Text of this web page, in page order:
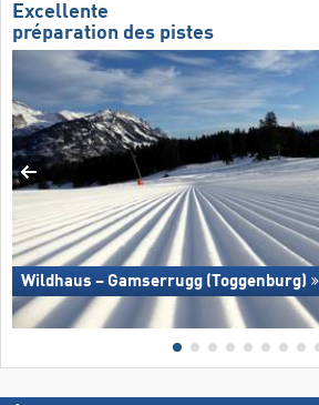
Excellente
préparation des pistes
Wildhaus – Gamserrugg (Toggenburg)